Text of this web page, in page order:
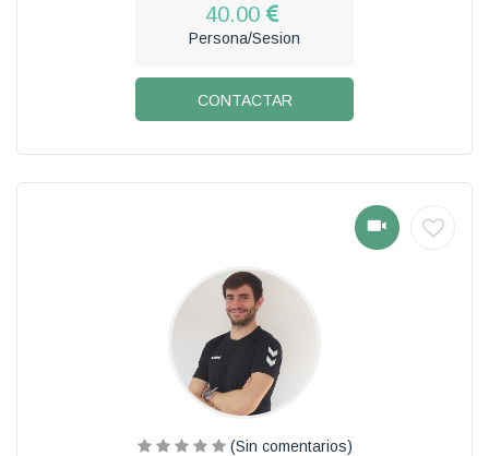
40.00
Persona/Sesion
CONTACTAR
(Sin comentarios)